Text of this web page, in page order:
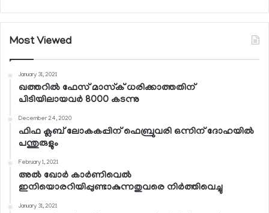
Most Viewed
January 31, 2021
ഖത്തറില്‍ ഫേസ് മാസ്‌ക് ധരിക്കാത്തതിന്
പിടിയിലായവര്‍ 8000 കടന്നു
December 24, 2020
ഫിഫ ക്ലബ് ലോകകപ്പിന് ഫെബ്രുവരി ഒന്നിന് ദോഹയില്‍
പന്തുരുളും
February 1, 2021
അല്‍ ഖോര്‍ കാര്‍ണിവെല്‍
ഇനിയൊരറിയിപ്പുണ്ടാകുന്നതുവരെ നിര്‍ത്തിവെച്ചു
January 31, 2021